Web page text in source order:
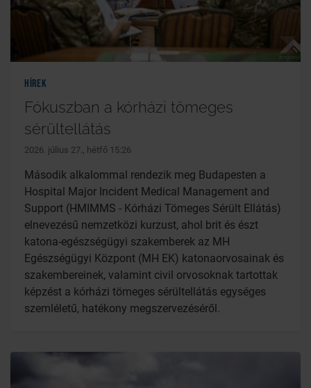
Hírek
Fókuszban a kórházi tömeges
sérültellátás
2026. július 27., hétfő 15:26
Második alkalommal rendezik meg Budapesten a
Hospital Major Incident Medical Management and
Support (HMIMMS - Kórházi Tömeges Sérült Ellátás)
elnevezésű nemzetközi kurzust, ahol brit és észt
katona-egészségügyi szakemberek az MH
Egészségügyi Központ (MH EK) katonaorvosainak és
szakembereinek, valamint civil orvosoknak tartottak
képzést a kórházi tömeges sérültellátás egységes
szemléletű, hatékony megszervezéséről.